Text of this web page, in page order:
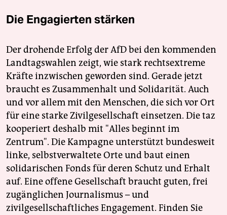
Die Engagierten stärken
Der drohende Erfolg der AfD bei den kommenden
Landtagswahlen zeigt, wie stark rechtsextreme
Kräfte inzwischen geworden sind. Gerade jetzt
braucht es Zusammenhalt und Solidarität. Auch
und vor allem mit den Menschen, die sich vor Ort
für eine starke Zivilgesellschaft einsetzen. Die taz
kooperiert deshalb mit "Alles beginnt im
Zentrum". Die Kampagne unterstützt bundesweit
linke, selbstverwaltete Orte und baut einen
solidarischen Fonds für deren Schutz und Erhalt
auf. Eine offene Gesellschaft braucht guten, frei
zugänglichen Journalismus – und
zivilgesellschaftliches Engagement. Finden Sie